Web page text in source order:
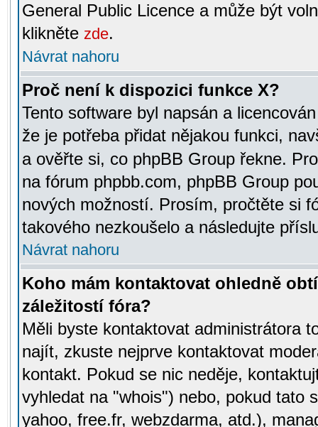
General Public Licence a může být
klikněte zde.
Návrat nahoru
Proč není k dispozici funkce X?
Tento software byl napsán a
že je potřeba přidat nějakou funkci,
a ověřte si, co phpBB Group řekne.
na fórum phpbb.com, phpBB Group
nových možností. Prosím, pročtěte si
takového nezkoušelo a následujte
Návrat nahoru
Koho mám kontaktovat ohledně
záležitostí fóra?
Měli byste kontaktovat administrátora
najít, zkuste nejprve kontaktovat
kontakt. Pokud se nic neděje,
vyhledat na "whois") nebo, pokud tato
yahoo, free.fr, webzdarma, atd.),